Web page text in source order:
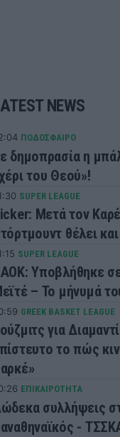
NEWS
ΠΟΔΟΣΦΑΙΡΟ
δημοπρασία η
του Θεού»!
SUPER LEAGUE
Μετά τον
θέλει
SUPER LEAGUE
Υποβλήθηκε
– Το μήνυμά
GREEK BASKET LEAGUE
για
το πώς
ΕΠΙΚΑΙΡΟΤΗΤΑ
συλλήψεις
-